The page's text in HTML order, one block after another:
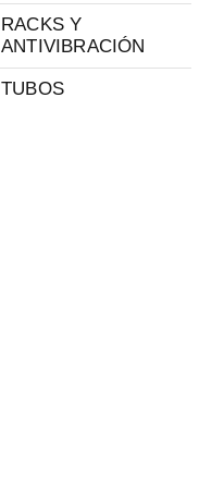
RACKS Y
ANTIVIBRACIÓN
TUBOS